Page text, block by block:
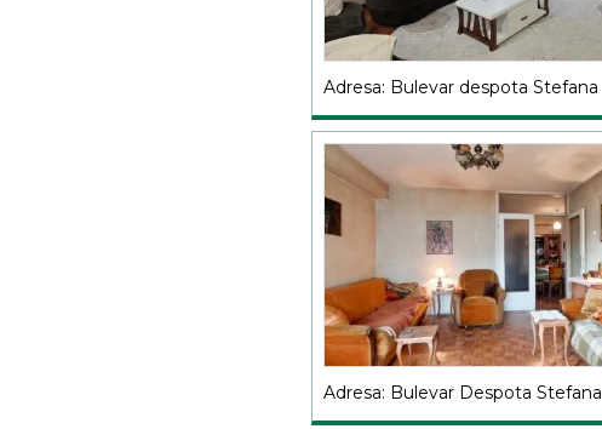
Adresa: Bulevar despota Stefana
Adresa: Bulevar Despota Stefana